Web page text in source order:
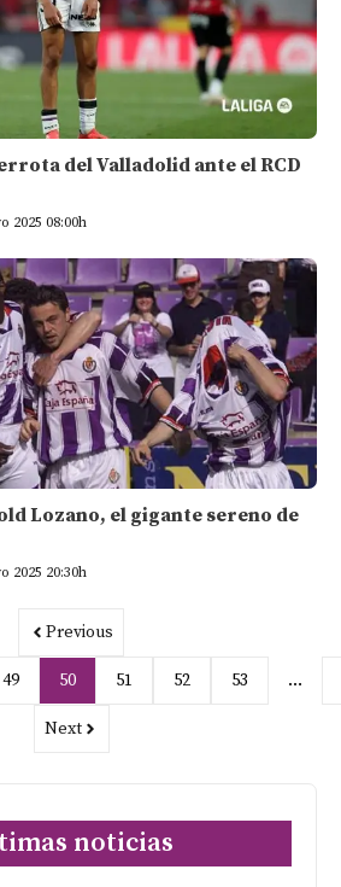
del Valladolid ante el RCD
2025 08:00h
Lozano, el gigante sereno de
2025 20:30h
Previous
49 50 51 52 53 …
Next
noticias